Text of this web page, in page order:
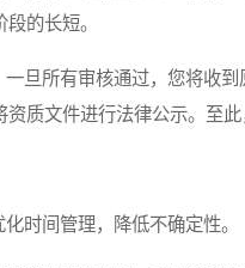
的长短。
所有审核通过，您将收到
质文件进行法律公示。至此
时间管理，降低不确定性。